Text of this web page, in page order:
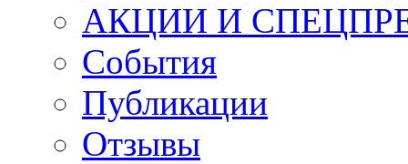
АКЦИИ И
События
Публикации
Отзывы